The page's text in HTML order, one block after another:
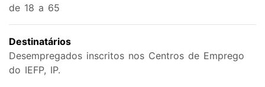
de 18 a 65
Destinatários
Desempregados inscritos nos Centros de Emprego
do IEFP, IP.